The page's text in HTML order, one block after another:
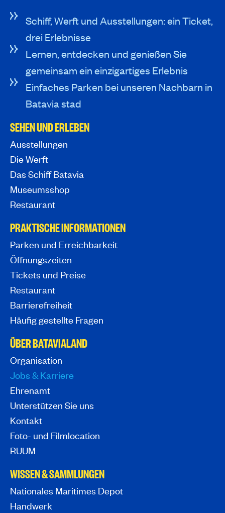
Schiff, Werft und Ausstellungen: ein Ticket,
drei Erlebnisse
Lernen, entdecken und genießen Sie
gemeinsam ein einzigartiges Erlebnis
Einfaches Parken bei unseren Nachbarn in
Batavia stad
SEHEN UND ERLEBEN
Ausstellungen
Die Werft
Das Schiff Batavia
Museumsshop
Restaurant
PRAKTISCHE INFORMATIONEN
Parken und Erreichbarkeit
Öffnungszeiten
Tickets und Preise
Restaurant
Barrierefreiheit
Häufig gestellte Fragen
ÜBER BATAVIALAND
Organisation
Jobs & Karriere
Ehrenamt
Unterstützen Sie uns
Kontakt
Foto- und Filmlocation
RUUM
WISSEN & SAMMLUNGEN
Nationales Maritimes Depot
Handwerk